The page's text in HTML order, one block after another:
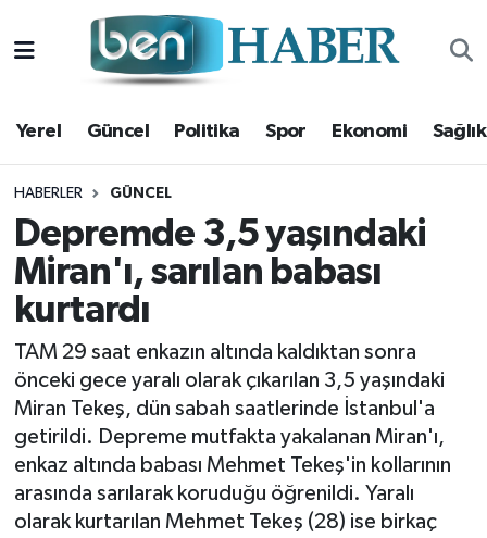
Yerel Güncel Politika Spor Ekonomi Sağlık
HABERLER GÜNCEL
Depremde 3,5 yaşındaki
Miran'ı, sarılan babası
kurtardı
TAM 29 saat enkazın altında kaldıktan sonra
önceki gece yaralı olarak çıkarılan 3,5 yaşındaki
Miran Tekeş, dün sabah saatlerinde İstanbul'a
getirildi. Depreme mutfakta yakalanan Miran'ı,
enkaz altında babası Mehmet Tekeş'in kollarının
arasında sarılarak koruduğu öğrenildi. Yaralı
olarak kurtarılan Mehmet Tekeş (28) ise birkaç
Yerel
Güncel
Politika
Spor
Ekonomi
Sağlık
Magazin
Kültür Sanat
Resmi Reklam
Hava Durumu
Trafik Durumu
Süper Lig Puan Durumu ve Fikstür
Tüm Manşetler
Son Dakika Haberleri
Haber Arşivi